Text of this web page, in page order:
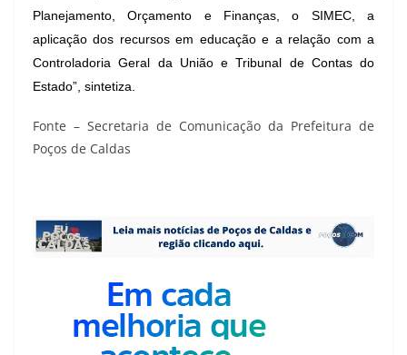
Planejamento, Orçamento e Finanças, o SIMEC, a
aplicação dos recursos em educação e a relação com a
Controladoria Geral da União e Tribunal de Contas do
Estado”, sintetiza.
Fonte – Secretaria de Comunicação da Prefeitura de
Poços de Caldas